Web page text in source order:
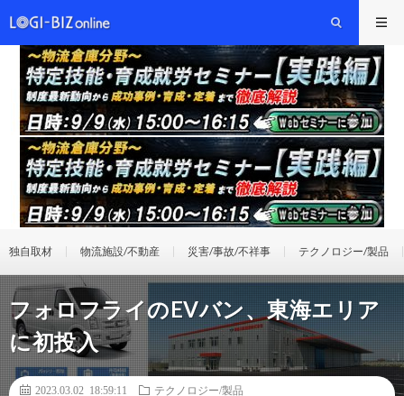
独自取材 物流施設/不動産 災害/事故/不祥事 テクノロジー/製品
フォロフライのEVバン、東海エリア
に初投入
2023.03.02 18:59:11
テクノロジー/製品